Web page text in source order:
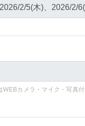
カメラ・マイク・写真